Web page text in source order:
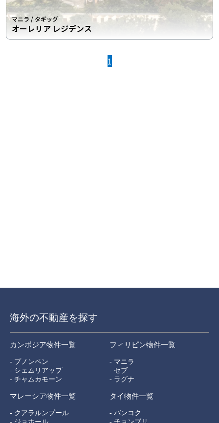
マニラ / タギッグ
オーレリア レジデンス
1
海外の不動産を探す
カンボジア物件一覧
- プノンペン
- シェムリアップ
- チャムカモーン
フィリピン物件一覧
- マニラ
- セブ
- ラグナ
マレーシア物件一覧
- クアラルンプール
タイ物件一覧
- バンコク